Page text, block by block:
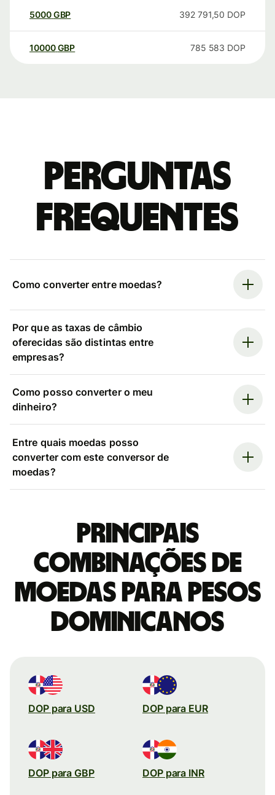
5000GBP 392 791,50 DOP
10000 GBP 785 583 DOP
Perguntas
frequentes
Como converter entre moedas?
Por que as taxas de câmbio
oferecidas são distintas entre
empresas?
Como posso converter o meu
dinheiro?
Entre quais moedas posso
converter com este conversor de
moedas?
Principais
combinações de
moedas para Pesos
dominicanos
DOP para USD DOP para EUR
DOP para GBP DOP para INR